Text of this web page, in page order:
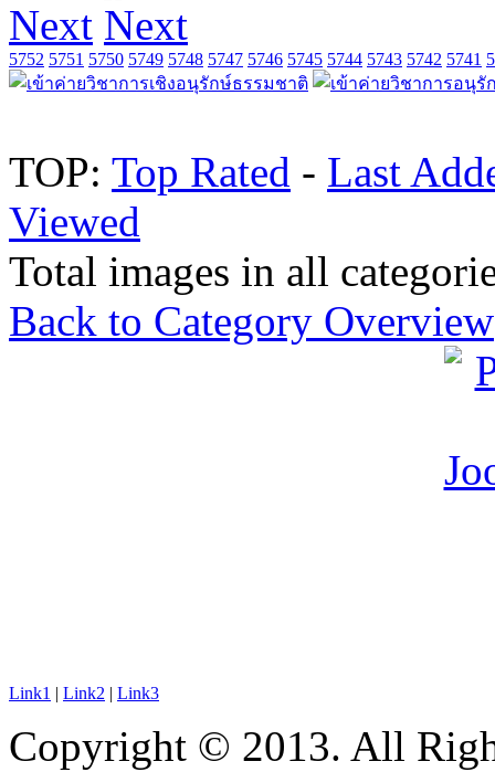
Next
5752 5751 5750 5749 5748 5747 5746 5745 5744 5743 5742 5741
TOP: Top Rated - Last
Viewed
Total images in all
Back to Category Overview
Link1 | Link2 | Link3
Copyright © 2013. All